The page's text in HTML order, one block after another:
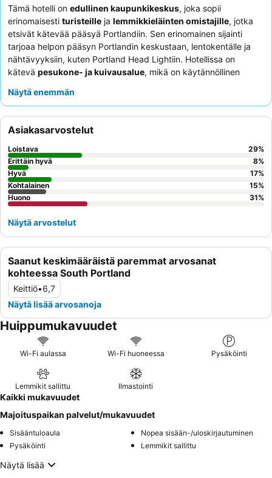
Tämä hotelli on edullinen kaupunkikeskus, joka sopii
erinomaisesti turisteille ja lemmikkieläinten omistajille, jotka
etsivät kätevää pääsyä Portlandiin. Sen erinomainen sijainti
tarjoaa helpon pääsyn Portlandin keskustaan, lentokentälle ja
nähtävyyksiin, kuten Portland Head Lightiin. Hotellissa on
kätevä pesukone- ja kuivausalue, mikä on käytännöllinen
ystävällistä ja avuliasta vastaanoton henkilökuntaa
makkaraa ja munakokkelia. Hiljaisempaa kokemusta varten
asiakkaiden tulisi pyytää huonetta, josta on näkymä puutarhaan.
Näytä enemmän
Saanut keskimääräistä paremmat arvosanat
kohteessa South Portland
Keittiö•6,7
Näytä lisää arvosanoja
Asiakasarvostelut
Loistava 29%
Erittäin hyvä
8%
Hyvä
17%
Kohtalainen
15%
Huono
31%
Näytä arvostelut
Huippumukavuudet
Wi-Fi aulassa Wi-Fi huoneessa Pysäköinti
Lemmikit sallittu Ilmastointi
Kaikki mukavuudet
Majoituspaikan palvelut/mukavuudet
Sisääntuloaula
Nopea sisään-/uloskirjautuminen
Pysäköinti
Lemmikit sallittu
Näytä lisää